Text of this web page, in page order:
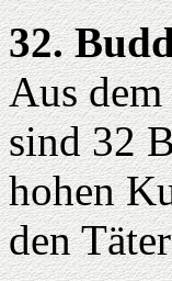
32.
Aus
sind 32
hohen
den